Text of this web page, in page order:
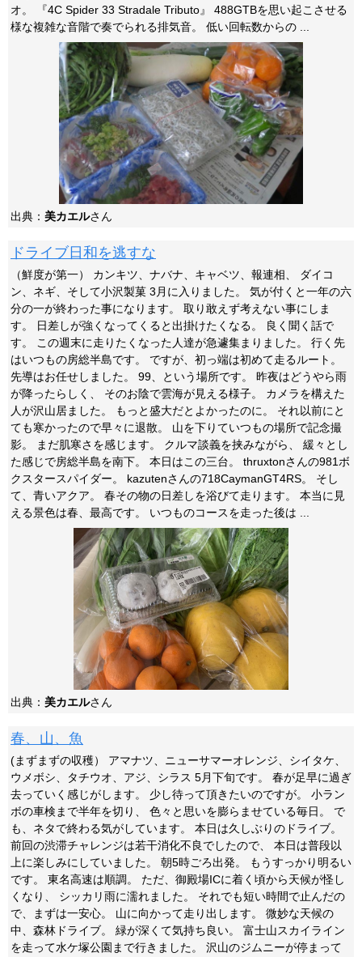
オ。 『4C Spider 33 Stradale Tributo』 488GTBを思い起こさせる
様な複雑な音階で奏でられる排気音。 低い回転数からの ...
出典： 美カエルさん
ドライブ日和を逃すな
（鮮度が第一） カンキツ、ナバナ、キャベツ、報連相、 ダイコ
ン、ネギ、そして小沢製菓 3月に入りました。 気が付くと一年の六
分の一が終わった事になります。 取り敢えず考えない事にしま
す。 日差しが強くなってくると出掛けたくなる。 良く聞く話で
す。 この週末に走りたくなった人達が急遽集まりました。 行く先
はいつもの房総半島です。 ですが、初っ端は初めて走るルート。
先導はお任せしました。 99、という場所です。 昨夜はどうやら雨
が降ったらしく、 そのお陰で雲海が見える様子。 カメラを構えた
人が沢山居ました。 もっと盛大だとよかったのに。 それ以前にと
ても寒かったので早々に退散。 山を下りていつもの場所で記念撮
影。 まだ肌寒さを感じます。 クルマ談義を挟みながら、 緩々とし
た感じで房総半島を南下。 本日はこの三台。 thruxtonさんの981ボ
クスタースパイダー。 kazutenさんの718CaymanGT4RS。 そし
て、青いアクア。 春その物の日差しを浴びて走ります。 本当に見
える景色は春、最高です。 いつものコースを走った後は ...
出典： 美カエルさん
春、山、魚
(まずまずの収穫） アマナツ、ニューサマーオレンジ、シイタケ、
ウメボシ、タチウオ、アジ、シラス 5月下旬です。 春が足早に過ぎ
去っていく感じがします。 少し待って頂きたいのですが。 小ラン
ボの車検まで半年を切り、 色々と思いを膨らませている毎日。 で
も、ネタで終わる気がしています。 本日は久しぶりのドライブ。
前回の渋滞チャレンジは若干消化不良でしたので、 本日は普段以
上に楽しみにしていました。 朝5時ごろ出発。 もうすっかり明るい
です。 東名高速は順調。 ただ、御殿場ICに着く頃から天候が怪し
くなり、 シッカリ雨に濡れました。 それでも短い時間で止んだの
で、まずは一安心。 山に向かって走り出します。 微妙な天候の
中、森林ドライブ。 緑が深くて気持ち良い。 富士山スカイライン
を走って水ケ塚公園まで行きました。 沢山のジムニーが停まって